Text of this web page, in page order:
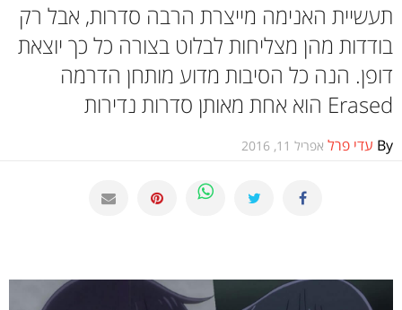
תעשיית האנימה מייצרת הרבה סדרות, אבל רק
בודדות מהן מצליחות לבלוט בצורה כל כך יוצאת
דופן. הנה כל הסיבות מדוע מותחן הדרמה
Erased הוא אחת מאותן סדרות נדירות
By עדי פרל אפריל 11, 2016